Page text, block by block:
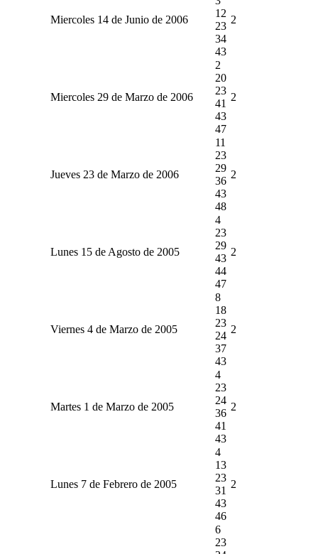
Miercoles 14 de Junio de 2006
12
23
34
43
2
Miercoles 29 de Marzo de 2006
2
20
23
41
43
47
2
Jueves 23 de Marzo de 2006
11
23
29
36
43
48
2
Lunes 15 de Agosto de 2005
4
23
29
43
44
47
2
Viernes 4 de Marzo de 2005
8
18
23
24
37
43
2
Martes 1 de Marzo de 2005
4
23
24
36
41
43
2
Lunes 7 de Febrero de 2005
4
13
23
31
43
46
2
6
23